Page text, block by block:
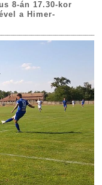
8-án 17.30-kor
a Himer-